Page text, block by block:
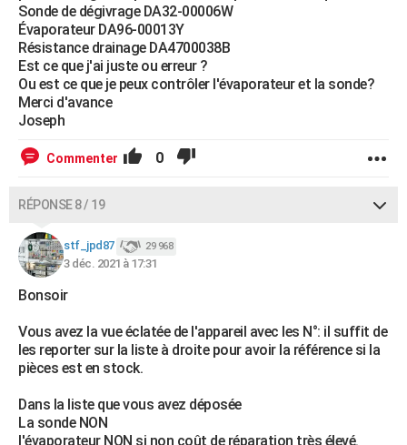
Sonde de dégivrage DA32-00006W
Évaporateur DA96-00013Y
Résistance drainage DA4700038B
Est ce que j'ai juste ou erreur ?
Ou est ce que je peux contrôler l'évaporateur et la sonde?
Merci d'avance
Joseph
Commenter 0
RÉPONSE 8 / 19
stf_jpd87 29 968
3 déc. 2021 à 17:31
Bonsoir
Vous avez la vue éclatée de l'appareil avec les N°: il suffit de
les reporter sur la liste à droite pour avoir la référence si la
pièces est en stock.
Dans la liste que vous avez déposée
La sonde NON
l'évaporateur NON si non coût de réparation très élevé.